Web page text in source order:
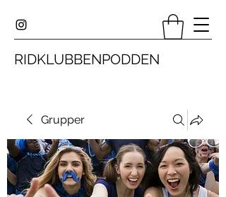
RIDKLUBBENPODDEN
Grupper